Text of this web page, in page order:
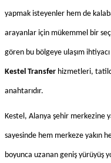
yapmak isteyenler hem de
arayanlar için mükemmel bir
Kestel Transfer hizmetleri,
anahtarıdır.
Kestel, Alanya şehir merkezine
sayesinde hem merkeze yakın
boyunca uzanan geniş yürüyüş